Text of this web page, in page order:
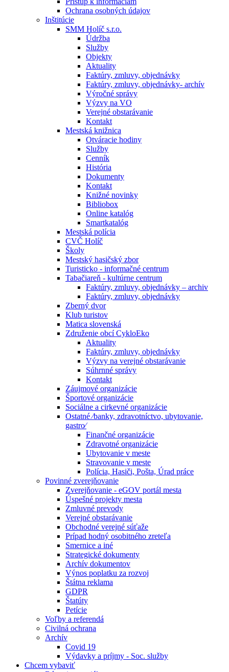
Ochrana osobných údajov
Inštitúcie
SMM Holíč s.r.o.
Údržba
Služby
Objekty
Aktuality
Faktúry, zmluvy, objednávky
Faktúry, zmluvy, objednávky- archív
Výročné správy
Výzvy na VO
Verejné obstarávanie
Kontakt
Mestská knižnica
Otváracie hodiny
Služby
Cenník
História
Dokumenty
Kontakt
Knižné novinky
Bibliobox
Online katalóg
Smartkatalóg
Mestská polícia
CVČ Holíč
Školy
Mestský hasičský zbor
Turisticko - informačné centrum
Tabačiareň - kultúrne centrum
Faktúry, zmluvy, objednávky – archiv
Faktúry, zmluvy, objednávky
Zberný dvor
Klub turistov
Matica slovenská
Združenie obcí CykloEko
Aktuality
Faktúry, zmluvy, objednávky
Výzvy na verejné obstarávanie
Súhrnné správy
Kontakt
Záujmové organizácie
Športové organizácie
Sociálne a cirkevné organizácie
Ostatné ⁄banky, zdravotníctvo, ubytovanie,
gastro⁄
Finančné organizácie
Zdravotné organizácie
Ubytovanie v meste
Stravovanie v meste
Polícia, Hasiči, Pošta, Úrad práce
Povinné zverejňovanie
Zverejňovanie - eGOV portál mesta
Úspešné projekty mesta
Zmluvné prevody
Verejné obstarávanie
Obchodné verejné súťaže
Prípad hodný osobitného zreteľa
Smernice a iné
Strategické dokumenty
Archív dokumentov
Výnos poplatku za rozvoj
Štátna reklama
GDPR
Štatúty
Petície
Voľby a referendá
Civilná ochrana
Archív
Covid 19
Výdavky a príjmy - Soc. služby
Chcem vybaviť